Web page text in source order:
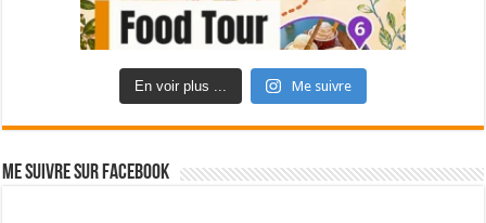
En voir plus ... Me suivre
Me suivre sur Facebook